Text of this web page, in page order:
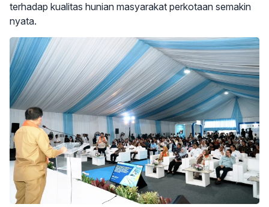
terhadap kualitas hunian masyarakat perkotaan semakin
nyata.